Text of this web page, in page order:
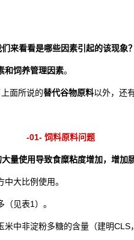
来看看是哪些因素引起的该现象？
和饲养管理因素。
面所说的替代谷物原料以外，还
-01- 饲料原料问题
量使用导致食糜粘度增加，增加
大比例使用。
见表1）。
米中非淀粉多糖的含量（建明CLS